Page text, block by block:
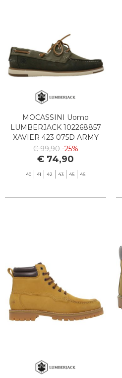
MOCASSINI Uomo
LUMBERJACK 102268857
XAVIER 423 075D ARMY
GREEN
€ 99,90 -25%
€ 74,90
40 41 42 43 45 46